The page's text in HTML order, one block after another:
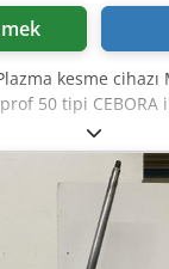
kesme cihazı
50 tipi CEBORA
yaklaşık 1992 Güç:
= %100
Ayarlama
yaklaşık 6
Elektrik bağlantısı:
x G x Y): 500 x